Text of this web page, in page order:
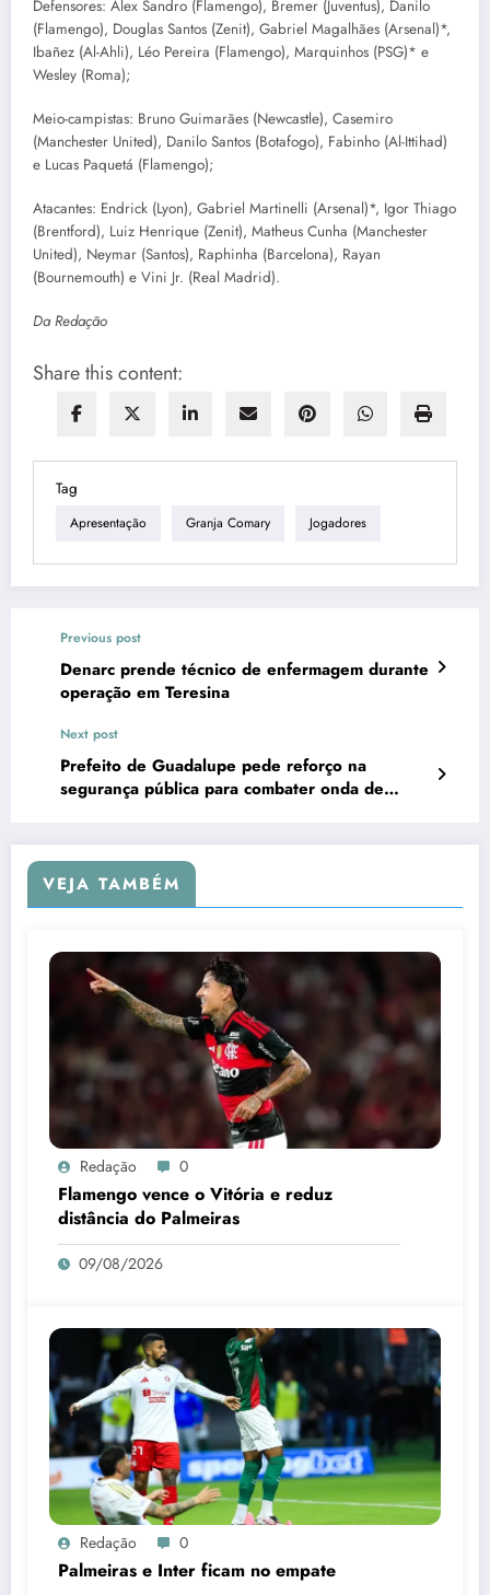
Defensores: Alex Sandro (Flamengo), Bremer (Juventus), Danilo
(Flamengo), Douglas Santos (Zenit), Gabriel Magalhães (Arsenal)*,
Ibañez (Al-Ahli), Léo Pereira (Flamengo), Marquinhos (PSG)* e
Wesley (Roma);
Meio-campistas: Bruno Guimarães (Newcastle), Casemiro
(Manchester United), Danilo Santos (Botafogo), Fabinho (Al-Ittihad)
e Lucas Paquetá (Flamengo);
Atacantes: Endrick (Lyon), Gabriel Martinelli (Arsenal)*, Igor Thiago
(Brentford), Luiz Henrique (Zenit), Matheus Cunha (Manchester
United), Neymar (Santos), Raphinha (Barcelona), Rayan
(Bournemouth) e Vini Jr. (Real Madrid).
Da Redação
Share this content:
Tag
Apresentação Granja Comary Jogadores
Previous post
Denarc prende técnico de enfermagem durante
operação em Teresina
Next post
Prefeito de Guadalupe pede reforço na
segurança pública para combater onda de
VEJA TAMBÉM
Redação 0
Flamengo vence o Vitória e reduz
distância do Palmeiras
09/08/2026
Redação 0
Palmeiras e Inter ficam no empate